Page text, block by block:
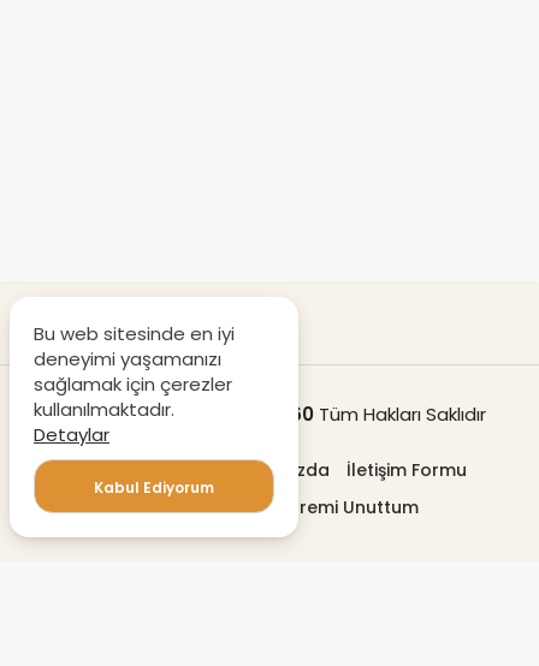
© Copyright 2020 Destek360 Tüm Hakları Saklıdır
Hakkımızda
İletişim Formu
Profilimi Düzenle
Şifremi Unuttum
Bu web sitesinde en iyi
deneyimi yaşamanızı
sağlamak için çerezler
kullanılmaktadır.
Detaylar
Kabul Ediyorum